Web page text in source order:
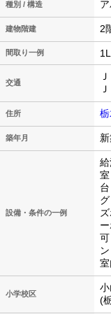
種別 / 構造
建物階建 2
間取り一例
交通
住所
築年月
設備・条件の一例
小学校区
(